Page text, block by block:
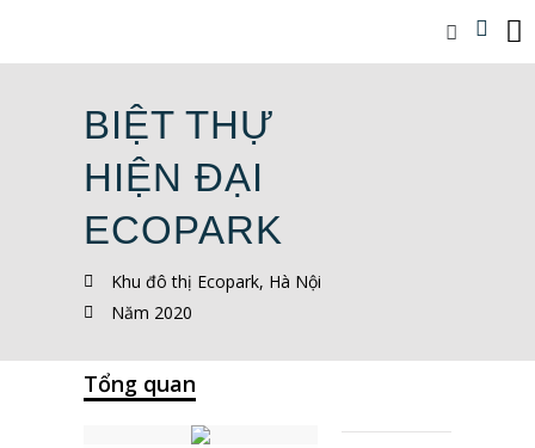
BIỆT THỰ
HIỆN ĐẠI
ECOPARK
Khu đô thị Ecopark, Hà Nội
Năm 2020
Tổng quan